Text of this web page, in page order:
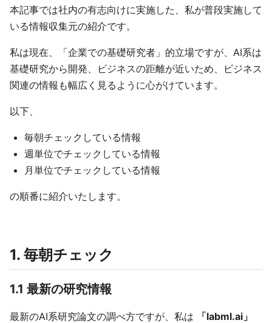
本記事では社内の有志向けに実施した、私が普段実施して
いる情報収集元の紹介です。
私は現在、「企業での基礎研究者」的立場ですが、AI系は
基礎研究から開発、ビジネスの距離が近いため、ビジネス
関連の情報も幅広く見るように心がけています。
以下、
毎朝チェックしている情報
週単位でチェックしている情報
月単位でチェックしている情報
の順番に紹介いたします。
1. 毎朝チェック
1.1 最新の研究情報
最新のAI系研究論文の調べ方ですが、私は
「labml.ai」